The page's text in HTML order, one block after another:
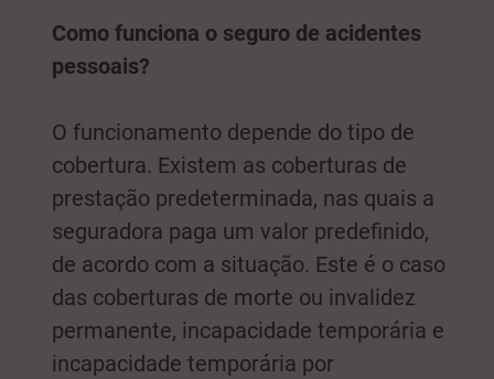
Como funciona o seguro de acidentes
pessoais?
O funcionamento depende do tipo de
cobertura. Existem as coberturas de
prestação predeterminada, nas quais a
seguradora paga um valor predefinido,
de acordo com a situação. Este é o caso
das coberturas de morte ou invalidez
permanente, incapacidade temporária e
incapacidade temporária por